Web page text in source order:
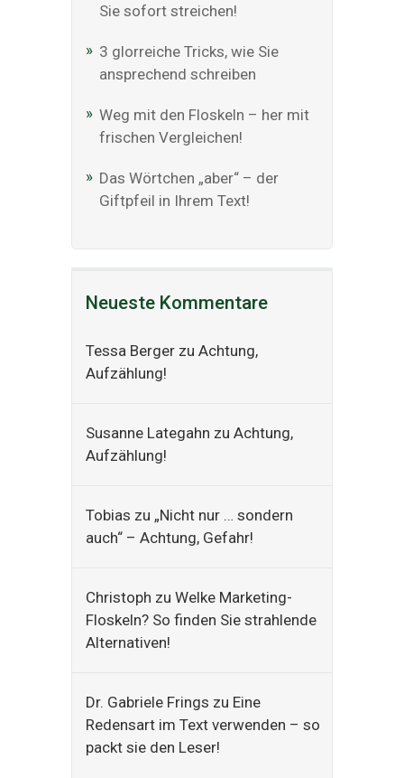
Sie sofort streichen!
3 glorreiche Tricks, wie Sie
ansprechend schreiben
Weg mit den Floskeln – her mit
frischen Vergleichen!
Das Wörtchen „aber“ – der
Giftpfeil in Ihrem Text!
Neueste Kommentare
Tessa Berger zu Achtung,
Aufzählung!
Susanne Lategahn zu Achtung,
Aufzählung!
Tobias zu „Nicht nur … sondern
auch“ – Achtung, Gefahr!
Christoph zu Welke Marketing-
Floskeln? So finden Sie strahlende
Alternativen!
Dr. Gabriele Frings zu Eine
Redensart im Text verwenden – so
packt sie den Leser!